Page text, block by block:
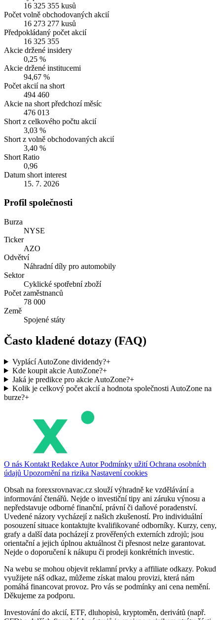
16 325 355 kusů
Počet volně obchodovaných akcií
16 273 277 kusů
Předpokládaný počet akcií
16 325 355
Akcie držené insidery
0,25 %
Akcie držené institucemi
94,67 %
Počet akcií na short
494 460
Akcie na short předchozí měsíc
476 013
Short z celkového počtu akcií
3,03 %
Short z volně obchodovaných akcií
3,40 %
Short Ratio
0,96
Datum short interest
15. 7. 2026
Profil společnosti
Burza
NYSE
Ticker
AZO
Odvětví
Náhradní díly pro automobily
Sektor
Cyklické spotřební zboží
Počet zaměstnanců
78 000
Země
Spojené státy
Často kladené dotazy (FAQ)
Vyplácí AutoZone dividendy?+
Kde koupit akcie AutoZone?+
Jaká je predikce pro akcie AutoZone?+
Kolik je celkový počet akcií a hodnota společnosti AutoZone na
burze?+
O nás Kontakt Redakce AutorPodmínky užitíOchrana osobních
údajů Upozornění na rizika Nastavení cookies
Obsah na forexsrovnavac.cz slouží výhradně ke vzdělávání a
informování čtenářů. Nejde o investiční tipy ani záruku výnosu a
nepředstavuje odborné finanční, právní či daňové poradenství.
Uvedené názory vycházejí z našich zkušeností. Pro individuální
posouzení situace kontaktujte kvalifikované odborníky. Kurzy, ceny,
grafy a další data pocházejí z prověřených externích zdrojů; jsou
orientační a jejich úplnou aktuálnost či přesnost nelze garantovat.
Nejde o doporučení k nákupu či prodeji konkrétních investic.
Na webu se mohou objevit reklamní prvky a affiliate odkazy. Pokud
využijete náš odkaz, můžeme získat malou provizi, která nám
pomáhá financovat provoz. Pro vás se podmínky ani cena nemění.
Děkujeme za podporu.
Investování do akcií, ETF, dluhopisů, kryptoměn, derivátů (např.